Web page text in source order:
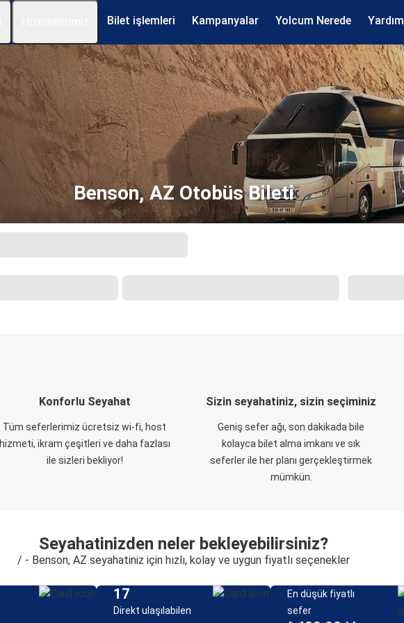
Bilet işlemleri Kampanyalar Yolcum Nerede Yardım
Benson, AZ Otobüs Bileti
Konforlu Seyahat
Tüm seferlerimiz ücretsiz wi-fi, host
hizmeti, ikram çeşitleri ve daha fazlası
ile sizleri bekliyor!
Sizin seyahatiniz, sizin seçiminiz
Geniş sefer ağı, son dakikada bile
kolayca bilet alma imkanı ve sık
seferler ile her planı gerçekleştirmek
mümkün.
Seyahatinizden neler bekleyebilirsiniz?
/ - Benson, AZ seyahatiniz için hızlı, kolay ve uygun fiyatlı seçenekler
17
Direkt ulaşılabilen
En düşük fiyatlı
sefer